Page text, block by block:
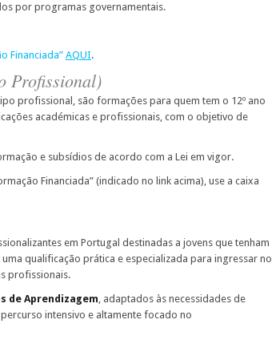
por programas governamentais.
Financiada” AQUI.
Profissional)
profissional, são formações para quem tem o 12º ano
académicas e profissionais, com o objetivo de
e subsídios de acordo com a Lei em vigor.
Financiada” (indicado no link acima), use a caixa
em Portugal destinadas a jovens que tenham
qualificação prática e especializada para ingressar no
profissionais.
de Aprendizagem, adaptados às necessidades de
intensivo e altamente focado no